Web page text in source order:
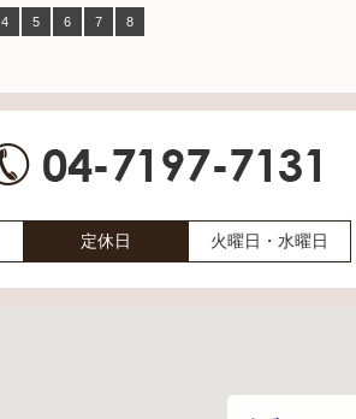
4 5 6 7 8
定休日 火曜日・水曜日